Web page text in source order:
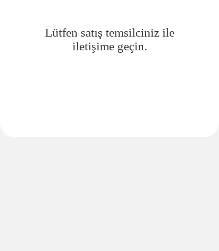
Lütfen satış temsilciniz ile
iletişime geçin.